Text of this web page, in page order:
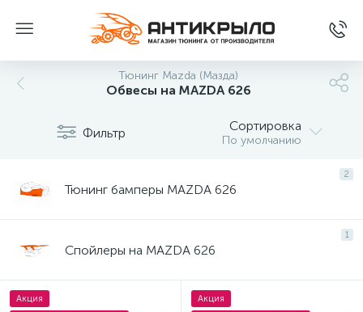
Тюнинг Mazda (Мазда)
Обвесы на MAZDA 626
Фильтр Сортировка
По умолчанию
2
Тюнинг бамперы MAZDA 626
1
Спойлеры на MAZDA 626
Акция
Акция